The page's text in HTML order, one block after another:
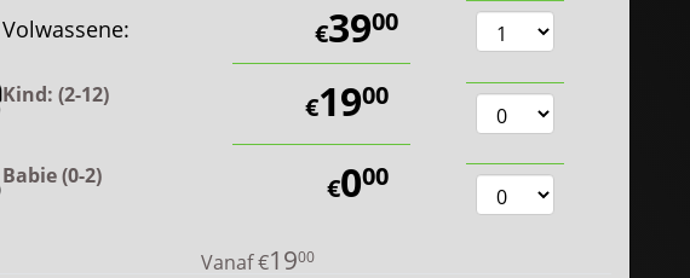
Volwassene: €3900
Kind: (2-12) €1900
Babie (0-2) €000
Vanaf€1900